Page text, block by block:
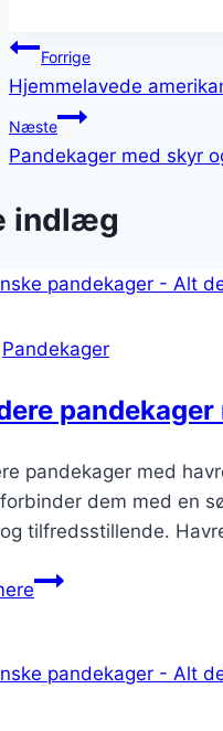
Forrige
Hjemmelavede
Næste
Pandekager med skyr
indlæg
Pandekager
pandekager med
dem med en
tilfredsstillende.
Sundere
havremælk